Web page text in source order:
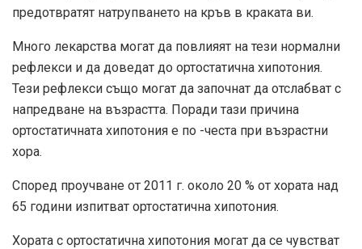
предотвратят натрупването на кръв в краката ви.
Много лекарства могат да повлияят на тези нормални
рефлекси и да доведат до ортостатична хипотония.
Тези рефлекси също могат да започнат да отслабват с
напредване на възрастта. Поради тази причина
ортостатичната хипотония е по -честа при възрастни
хора.
Според проучване от 2011 г. около 20 % от хората над
65 години изпитват ортостатична хипотония.
Хората с ортостатична хипотония могат да се чувстват